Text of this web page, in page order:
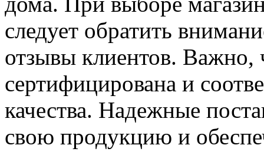
следует обратить
отзывы клиентов.
сертифицирована и
качества. Надежные
свою продукцию и